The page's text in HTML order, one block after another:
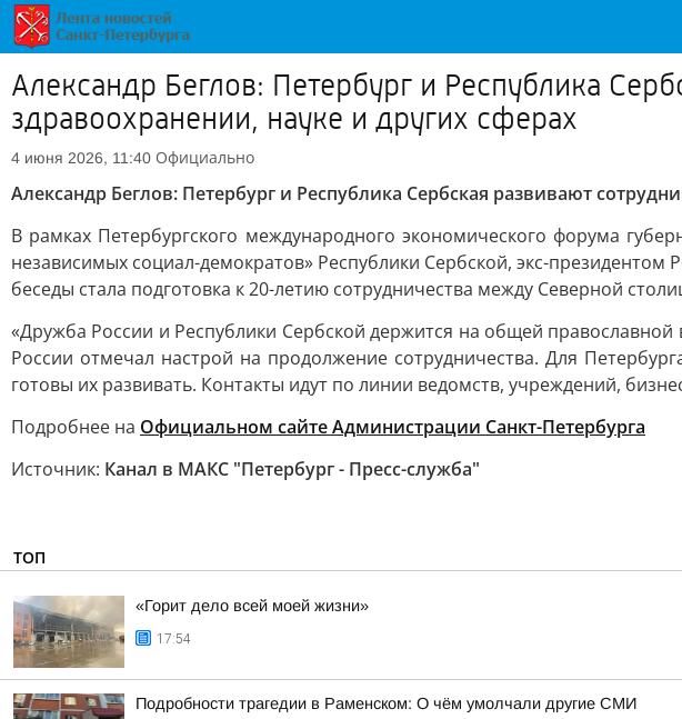
Александр Беглов: Петербург и Республика
здравоохранении, науке и других сферах
4 июня 2026, 11:40 Официально
Александр Беглов: Петербург и Республика Сербская развивают
В рамках Петербургского международного экономического форума
независимых социал-демократов» Республики Сербской, экс-
беседы стала подготовка к 20-летию сотрудничества между Северной
«Дружба России и Республики Сербской держится на общей
России отмечал настрой на продолжение сотрудничества. Для
готовы их развивать. Контакты идут по линии ведомств, учреждений,
Подробнее на Официальном сайте Администрации Санкт-Петербурга
Источник: Канал в МАКС "Петербург - Пресс-служба"
ТОП
«Горит дело всей моей жизни»
17:54
Подробности трагедии в Раменском: О чём умолчали другие СМИ